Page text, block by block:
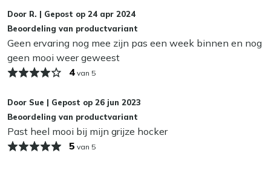
Wij adviseren om je tuinkussens droog op te bergen als je
ze niet gebruikt. Zelfs de meest waterafstotende stoffen
kunnen op termijn last krijgen van vocht, wat slijtage en
schimmel kan veroorzaken. In de herfst en winter bewaar
je je kussens het beste binnen of in een waterdichte
opbergbox. Zo blijven ze langer mooi en fris!
Door R. | Gepost op 24 apr 2024
Beoordeling van productvariant
Geen ervaring nog mee zijn pas een week binnen en nog
geen mooi weer geweest
4 van 5
Door Sue | Gepost op 26 jun 2023
Beoordeling van productvariant
Past heel mooi bij mijn grijze hocker
5 van 5